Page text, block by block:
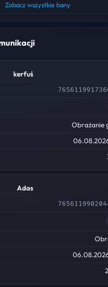
Zobacz wszystkie bany
kerfuś
Obrażanie
Adas